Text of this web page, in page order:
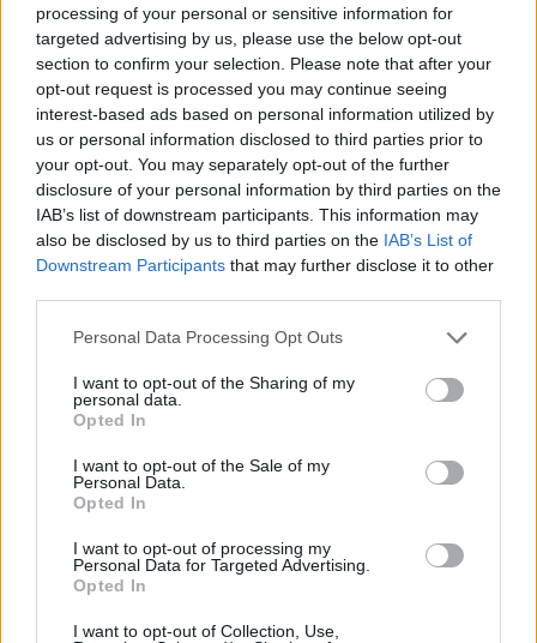
processing of your personal or sensitive information for
targeted advertising by us, please use the below opt-out
section to confirm your selection. Please note that after your
opt-out request is processed you may continue seeing
interest-based ads based on personal information utilized by
us or personal information disclosed to third parties prior to
your opt-out. You may separately opt-out of the further
disclosure of your personal information by third parties on the
IAB’s list of downstream participants. This information may
also be disclosed by us to third parties on the IAB’s List of
Downstream Participants that may further disclose it to other
Personal Data Processing Opt Outs
I want to opt-out of the Sharing of my
personal data.
Opted In
I want to opt-out of the Sale of my
Personal Data.
Opted In
I want to opt-out of processing my
Personal Data for Targeted Advertising.
Opted In
I want to opt-out of Collection, Use,
l'intérieur à gauche de ce portail. N.B. : En ressortant de
l'impasse, si vers la Mairie on tourne à droite dans la suite
de la rue de la Banésie, on débouche ensuite sur la D36 à
côté d'un pont sur la voie ferrée (direction Biozat à droite).
Repères visuels
Afficher la carte